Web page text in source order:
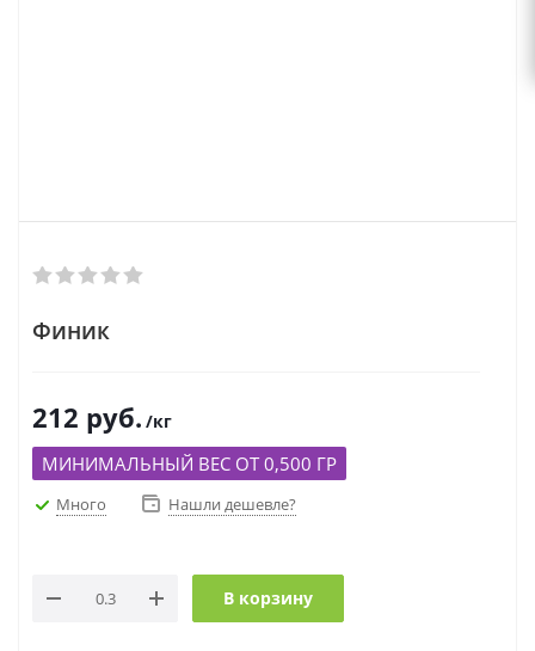
Финик
212 руб. /кг
МИНИМАЛЬНЫЙ ВЕС ОТ 0,500 ГР
Много Нашли дешевле?
В корзину